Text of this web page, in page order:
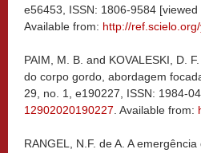
e56453, ISSN: 1806-9584
Available from: http://
PAIM, M. B. and KOVALESKI, D.
do corpo gordo, abordagem
29, no. 1, e190227, ISSN: 1984-
12902020190227 . Available from:
RANGEL, N.F. de A. A